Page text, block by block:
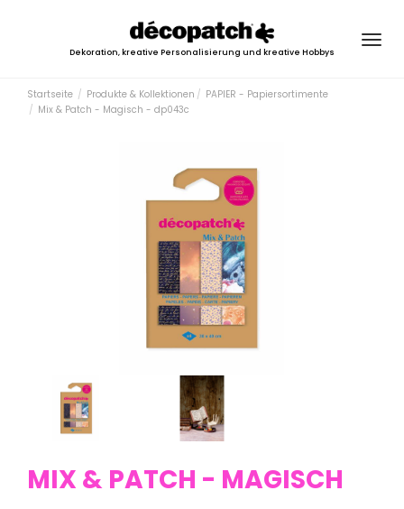
Dekoration, kreative Personalisierung und kreative Hobbys
Startseite Produkte & Kollektionen
PAPIER - Papiersortimente
Mix & Patch - Magisch - dp043c
MIX & PATCH - MAGISCH